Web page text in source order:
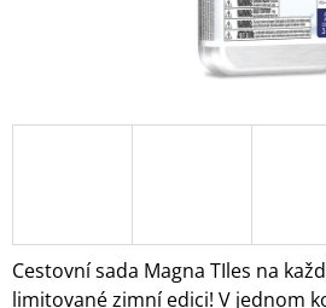
Cestovní sada Magna TIles na
limitované zimní edici! V jednom
P
O
R